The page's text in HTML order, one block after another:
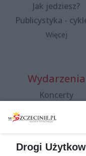
Jak jedziesz?
Publicystyka -
Więcej
Wydarzenia
Koncerty
Spacery i
targi
Drogi